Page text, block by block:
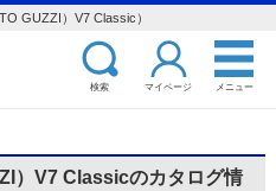
GUZZI）V7 Classic）
検索 マイページ メニュー
）V7 Classicのカタログ情